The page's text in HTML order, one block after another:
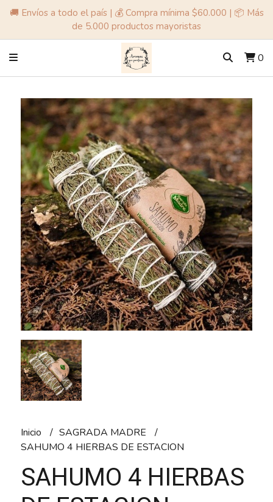
🚚 Envíos a todo el país | 💰 Compra mínima $60.000 | 📦 Más
de 5.000 productos mayoristas
0
Inicio
SAGRADA MADRE
SAHUMO 4 HIERBAS DE ESTACION
SAHUMO 4 HIERBAS